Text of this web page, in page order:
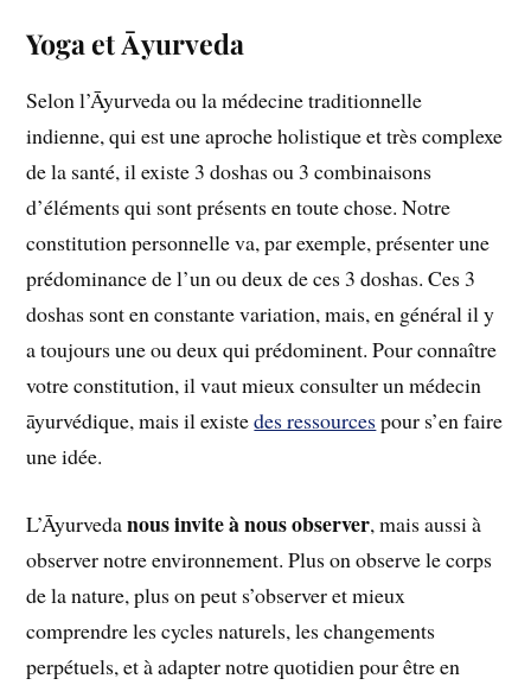
Yoga et Āyurveda
Selon l’Āyurveda ou la médecine traditionnelle
indienne, qui est une aproche holistique et très complexe
de la santé, il existe 3 doshas ou 3 combinaisons
d’éléments qui sont présents en toute chose. Notre
constitution personnelle va, par exemple, présenter une
prédominance de l’un ou deux de ces 3 doshas. Ces 3
doshas sont en constante variation, mais, en général il y
a toujours une ou deux qui prédominent. Pour connaître
votre constitution, il vaut mieux consulter un médecin
āyurvédique, mais il existedes ressourcespour s’en faire
une idée.
L’Āyurvedanous invite à nous observer, mais aussi à
observer notre environnement. Plus on observe le corps
de la nature, plus on peut s’observer et mieux
comprendre les cycles naturels, les changements
perpétuels, et à adapter notre quotidien pour être en